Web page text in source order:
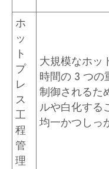
ホ
ッ
ト
プ
レ
ス
工
程
管
理
大規模なホッ
時間の 3 つの
制御されるた
ルや白化する
均一かつしっ